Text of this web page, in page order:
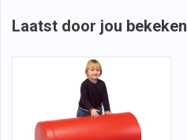
Laatst door jou bekeken